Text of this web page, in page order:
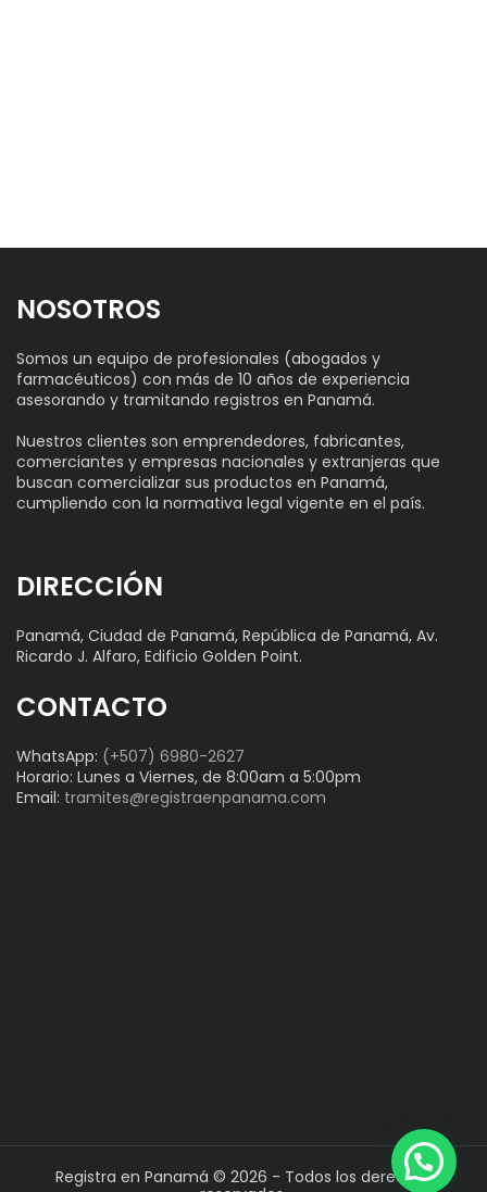
NOSOTROS
Somos un equipo de profesionales (abogados y
farmacéuticos) con más de 10 años de experiencia
asesorando y tramitando registros en Panamá.
Nuestros clientes son emprendedores, fabricantes,
comerciantes y empresas nacionales y extranjeras que
buscan comercializar sus productos en Panamá,
cumpliendo con la normativa legal vigente en el país.
DIRECCIÓN
Panamá, Ciudad de Panamá, República de Panamá, Av.
Ricardo J. Alfaro, Edificio Golden Point.
CONTACTO
WhatsApp: (+507) 6980-2627
Horario: Lunes a Viernes, de 8:00am a 5:00pm
Email: tramites@registraenpanama.com
Registra en Panamá © 2026 - Todos los derechos